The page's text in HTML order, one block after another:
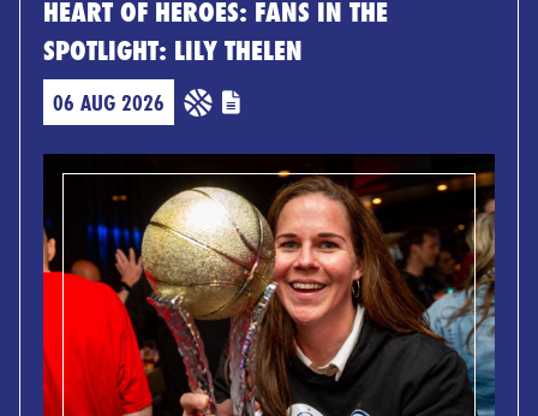
HEART OF HEROES: FANS IN THE
SPOTLIGHT: LILY THELEN
06 AUG 2026